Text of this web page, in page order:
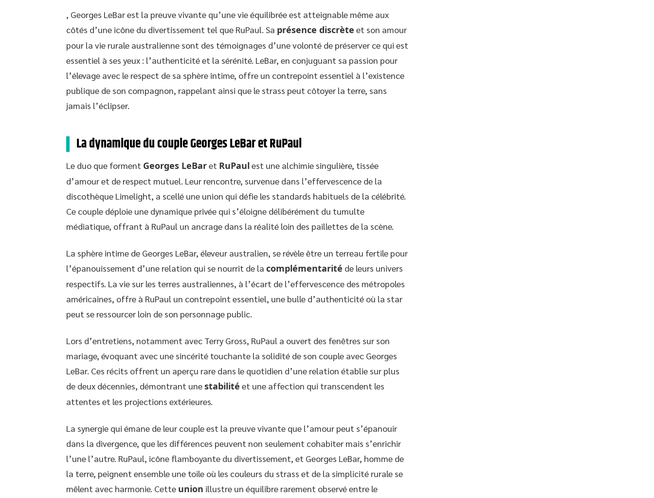
, Georges LeBar est la preuve vivante qu’une vie équilibrée est atteignable même aux
côtés d’une icône du divertissement tel que RuPaul. Sa présence discrète et son amour
pour la vie rurale australienne sont des témoignages d’une volonté de préserver ce qui est
essentiel à ses yeux : l’authenticité et la sérénité. LeBar, en conjuguant sa passion pour
l’élevage avec le respect de sa sphère intime, offre un contrepoint essentiel à l’existence
publique de son compagnon, rappelant ainsi que le strass peut côtoyer la terre, sans
jamais l’éclipser.
La dynamique du couple Georges LeBar et RuPaul
Le duo que forment Georges LeBaret RuPaul est une alchimie singulière, tissée
d’amour et de respect mutuel. Leur rencontre, survenue dans l’effervescence de la
discothèque Limelight, a scellé une union qui défie les standards habituels de la célébrité.
Ce couple déploie une dynamique privée qui s’éloigne délibérément du tumulte
médiatique, offrant à RuPaul un ancrage dans la réalité loin des paillettes de la scène.
La sphère intime de Georges LeBar, éleveur australien, se révèle être un terreau fertile pour
l’épanouissement d’une relation qui se nourrit de la complémentarité de leurs univers
respectifs. La vie sur les terres australiennes, à l’écart de l’effervescence des métropoles
américaines, offre à RuPaul un contrepoint essentiel, une bulle d’authenticité où la star
peut se ressourcer loin de son personnage public.
Lors d’entretiens, notamment avec Terry Gross, RuPaul a ouvert des fenêtres sur son
mariage, évoquant avec une sincérité touchante la solidité de son couple avec Georges
LeBar. Ces récits offrent un aperçu rare dans le quotidien d’une relation établie sur plus
de deux décennies, démontrant unestabilité et une affection qui transcendent les
attentes et les projections extérieures.
La synergie qui émane de leur couple est la preuve vivante que l’amour peut s’épanouir
dans la divergence, que les différences peuvent non seulement cohabiter mais s’enrichir
l’une l’autre. RuPaul, icône flamboyante du divertissement, et Georges LeBar, homme de
la terre, peignent ensemble une toile où les couleurs du strass et de la simplicité rurale se
mêlent avec harmonie. Cette union illustre un équilibre rarement observé entre le